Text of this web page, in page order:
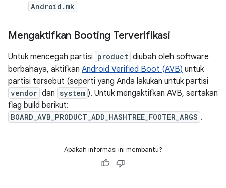
Android.mk
Mengaktifkan Booting Terverifikasi
Untuk mencegah partisi product diubah oleh software
berbahaya, aktifkan Android Verified Boot (AVB) untuk
partisi tersebut (seperti yang Anda lakukan untuk partisi
vendor dan system ). Untuk mengaktifkan AVB, sertakan
flag build berikut:
BOARD_AVB_PRODUCT_ADD_HASHTREE_FOOTER_ARGS .
Apakah informasi ini membantu?